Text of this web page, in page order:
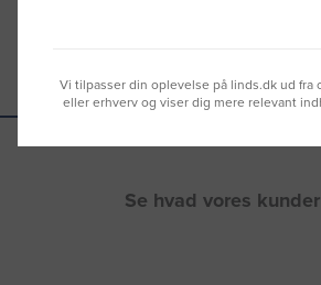
Se hvad vores
Vi tilpasser din oplevelse på linds.dk ud fra
eller erhverv og viser dig mere relevant